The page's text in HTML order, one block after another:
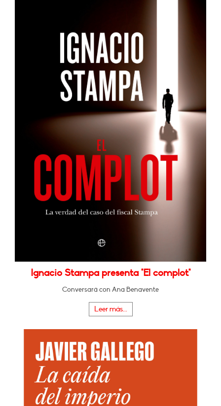
Ignacio Stampa presenta "El complot"
Conversará con Ana Benavente
Leer más...